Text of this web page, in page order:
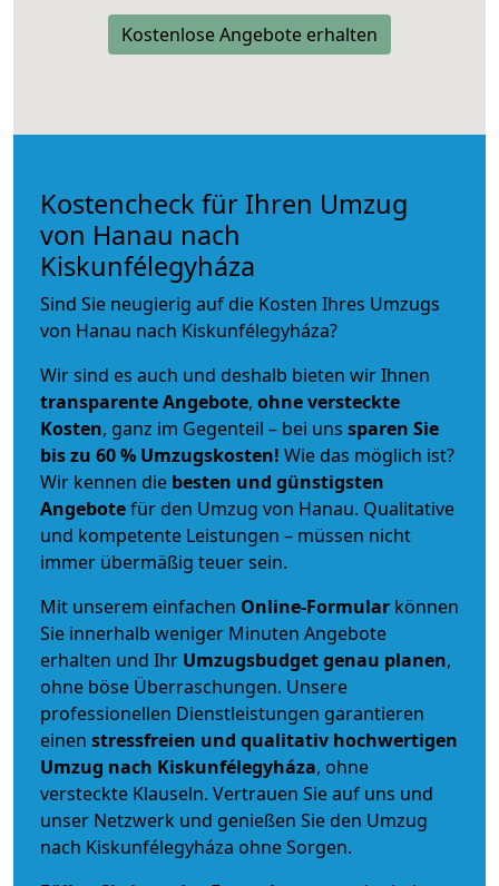
Kostenlose Angebote erhalten
Kostencheck für Ihren Umzug
von Hanau nach
Kiskunfélegyháza
Sind Sie neugierig auf die Kosten Ihres Umzugs
von Hanau nach Kiskunfélegyháza?
Wir sind es auch und deshalb bieten wir Ihnen
transparente Angebote, ohne versteckte
Kosten, ganz im Gegenteil – bei uns sparen Sie
bis zu 60 % Umzugskosten! Wie das möglich ist?
Wir kennen die besten und günstigsten
Angebotefür den Umzug von Hanau. Qualitative
und kompetente Leistungen – müssen nicht
immer übermäßig teuer sein.
Mit unserem einfachen Online-Formular können
Sie innerhalb weniger Minuten Angebote
erhalten und Ihr Umzugsbudgetgenau planen,
ohne böse Überraschungen. Unsere
professionellen Dienstleistungen garantieren
einen stressfreien und qualitativ hochwertigen
Umzug nach Kiskunfélegyháza, ohne
versteckte Klauseln. Vertrauen Sie auf uns und
unser Netzwerk und genießen Sie den Umzug
nach Kiskunfélegyháza ohne Sorgen.